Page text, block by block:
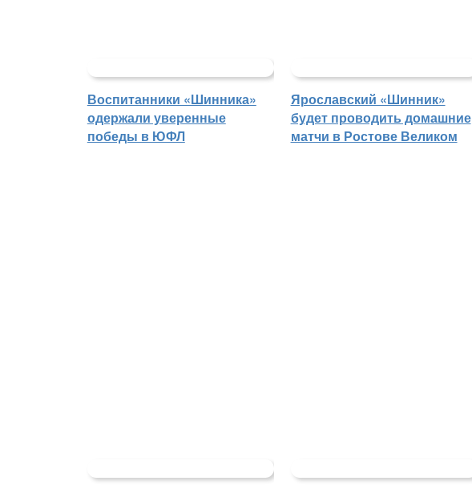
Воспитанники «Шинника»
одержали уверенные
победы в ЮФЛ
Ярославский «Шинник»
будет проводить домашние
матчи в Ростове Великом